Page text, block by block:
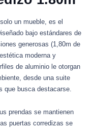
un mueble, es el
bajo estándares de
generosas (1,80m de
moderna y
de aluminio le otorgan
desde una suite
que busca destacarse.
prendas se mantienen
puertas corredizas se